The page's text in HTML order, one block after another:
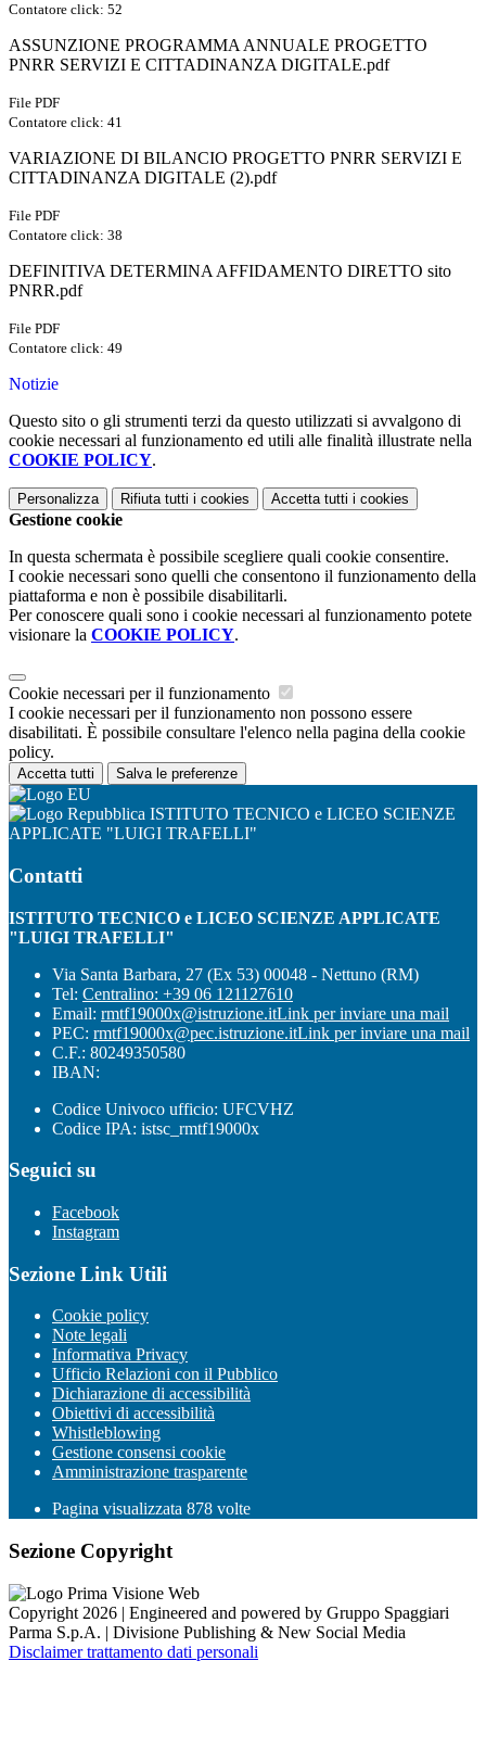
Contatore click: 52
ASSUNZIONE PROGRAMMA ANNUALE PROGETTO
PNRR SERVIZI E CITTADINANZA DIGITALE.pdf
File PDF
Contatore click: 41
VARIAZIONE DI BILANCIO PROGETTO PNRR SERVIZI E
CITTADINANZA DIGITALE (2).pdf
File PDF
Contatore click: 38
DEFINITIVA DETERMINA AFFIDAMENTO DIRETTO sito
PNRR.pdf
File PDF
Contatore click: 49
Notizie
Questo sito o gli strumenti terzi da questo utilizzati si avvalgono di
cookie necessari al funzionamento ed utili alle finalità illustrate nella
COOKIE POLICY.
Personalizza Rifiuta tutti i cookies Accetta tutti i cookies
Gestione cookie
In questa schermata è possibile scegliere quali cookie consentire.
I cookie necessari sono quelli che consentono il funzionamento della
piattaforma e non è possibile disabilitarli.
Per conoscere quali sono i cookie necessari al funzionamento potete
visionare la COOKIE POLICY.
Cookie necessari per il funzionamento
I cookie necessari per il funzionamento non possono essere
disabilitati. È possibile consultare l'elenco nella pagina della cookie
policy.
Accetta tutti Salva le preferenze
ISTITUTO TECNICO e LICEO SCIENZE
APPLICATE "LUIGI TRAFELLI"
Contatti
ISTITUTO TECNICO e LICEO SCIENZE APPLICATE
"LUIGI TRAFELLI"
Via Santa Barbara, 27 (Ex 53) 00048 - Nettuno (RM)
Tel: Centralino: +39 06 121127610
Email: rmtf19000x@istruzione.itLink per inviare una mail
PEC: rmtf19000x@pec.istruzione.itLink per inviare una mail
C.F.: 80249350580
IBAN:
Codice Univoco ufficio: UFCVHZ
Codice IPA: istsc_rmtf19000x
Seguici su
Facebook
Instagram
Sezione Link Utili
Cookie policy
Note legali
Informativa Privacy
Ufficio Relazioni con il Pubblico
Dichiarazione di accessibilità
Obiettivi di accessibilità
Whistleblowing
Gestione consensi cookie
Amministrazione trasparente
Pagina visualizzata 878 volte
Sezione Copyright
Copyright 2026 | Engineered and powered by Gruppo Spaggiari
Parma S.p.A. | Divisione Publishing & New Social Media
Disclaimer trattamento dati personali